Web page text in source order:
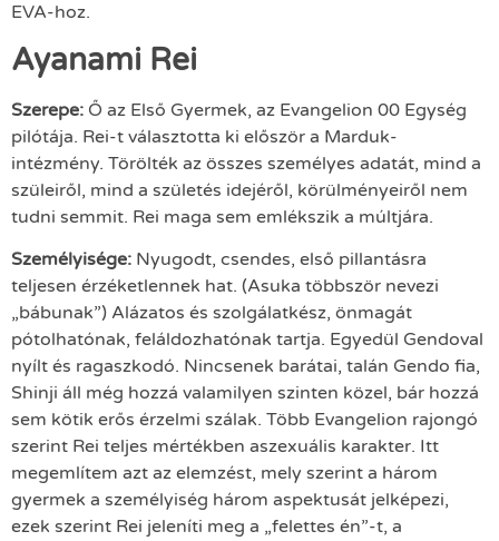
EVA-hoz.
Ayanami Rei
Szerepe: Ő az Első Gyermek, az Evangelion 00 Egység
pilótája. Rei-t választotta ki először a Marduk-
intézmény. Törölték az összes személyes adatát, mind a
szüleiről, mind a születés idejéről, körülményeiről nem
tudni semmit. Rei maga sem emlékszik a múltjára.
Személyisége: Nyugodt, csendes, első pillantásra
teljesen érzéketlennek hat. (Asuka többször nevezi
„bábunak”) Alázatos és szolgálatkész, önmagát
pótolhatónak, feláldozhatónak tartja. Egyedül Gendoval
nyílt és ragaszkodó. Nincsenek barátai, talán Gendo fia,
Shinji áll még hozzá valamilyen szinten közel, bár hozzá
sem kötik erős érzelmi szálak. Több Evangelion rajongó
szerint Rei teljes mértékben aszexuális karakter. Itt
megemlítem azt az elemzést, mely szerint a három
gyermek a személyiség három aspektusát jelképezi,
ezek szerint Rei jeleníti meg a „felettes én”-t, a